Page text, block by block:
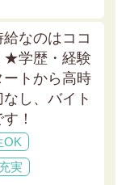
なのはココ
★学歴・経験
トから高時
し、バイト
！
OK
実